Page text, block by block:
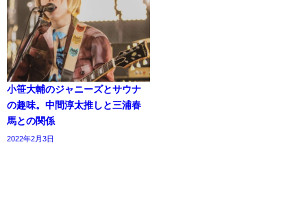
小笹大輔のジャニーズとサウナ
の趣味。中間淳太推しと三浦春
馬との関係
2022年2月3日